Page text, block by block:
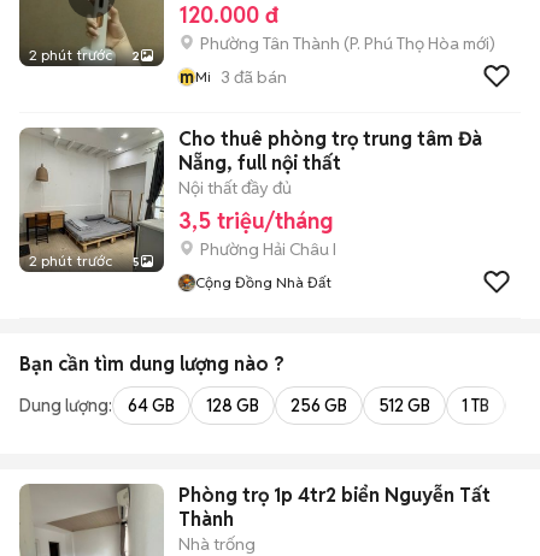
2 phút trước 2
120.000 đ
Phường Tân Thành (P. Phú Thọ Hòa mới)
mMi 3 đã bán
2 phút trước 5
Cho thuê phòng trọ trung tâm Đà
Nẵng, full nội thất
Nội thất đầy đủ
3,5 triệu/tháng
Phường Hải Châu I
Cộng Đồng Nhà Đất
Bạn cần tìm dung lượng nào ?
Dung lượng: 64 GB 128 GB 256 GB 512 GB 1 TB
Phòng trọ 1p 4tr2 biển Nguyễn Tất
Thành
Nhà trống